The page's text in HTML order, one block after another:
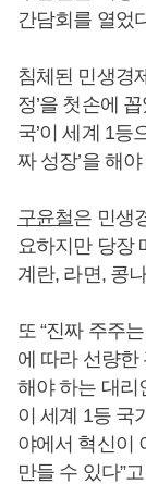
간담회를 열었
침체된 민생경
정’을 첫손에
국’이 세계 1등
짜 성장’을 해
구윤철은 민생
요하지만 당장
계란, 라면, 콩
또 “진짜 주주
에 따라 선량한
해야 하는 대리
이 세계 1등 국
야에서 혁신이
만들 수 있다”